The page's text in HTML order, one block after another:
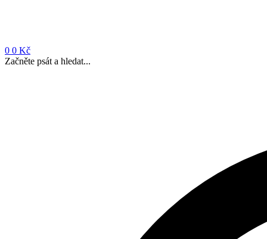
0 0 Kč
Začněte psát a hledat...